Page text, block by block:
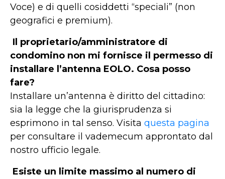
Voce) e di quelli cosiddetti “speciali” (non
geografici e premium).
Il proprietario/amministratore di
condomino non mi fornisce il permesso di
installare l’antenna EOLO. Cosa posso
fare?
Installare un’antenna è diritto del cittadino:
sia la legge che la giurisprudenza si
esprimono in tal senso. Visita questa pagina
per consultare il vademecum approntato dal
nostro ufficio legale.
Esiste un limite massimo al numero di